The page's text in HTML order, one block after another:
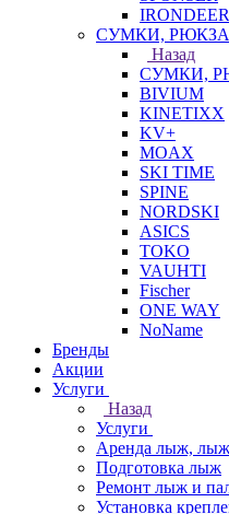
IRONDEER
СУМКИ,
Назад
СУМКИ,
BIVIUM
KINETIXX
KV+
MOAX
SKI TIME
SPINE
NORDSKI
ASICS
TOKO
VAUHTI
Fischer
ONE WAY
NoName
Бренды
Акции
Услуги
Назад
Услуги
Аренда лыж,
Подготовка лыж
Ремонт лыж и
Установка